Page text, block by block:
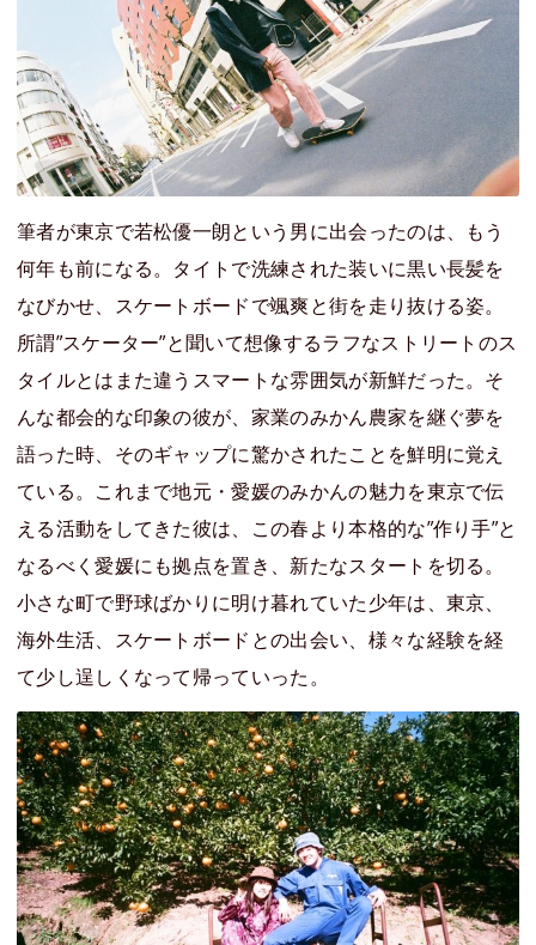
筆者が東京で若松優一朗という男に出会ったのは、もう
何年も前になる。タイトで洗練された装いに黒い長髪を
なびかせ、スケートボードで颯爽と街を走り抜ける姿。
所謂”スケーター”と聞いて想像するラフなストリートのス
タイルとはまた違うスマートな雰囲気が新鮮だった。そ
んな都会的な印象の彼が、家業のみかん農家を継ぐ夢を
語った時、そのギャップに驚かされたことを鮮明に覚え
ている。これまで地元・愛媛のみかんの魅力を東京で伝
える活動をしてきた彼は、この春より本格的な”作り手”と
なるべく愛媛にも拠点を置き、新たなスタートを切る。
小さな町で野球ばかりに明け暮れていた少年は、東京、
海外生活、スケートボードとの出会い、様々な経験を経
て少し逞しくなって帰っていった。